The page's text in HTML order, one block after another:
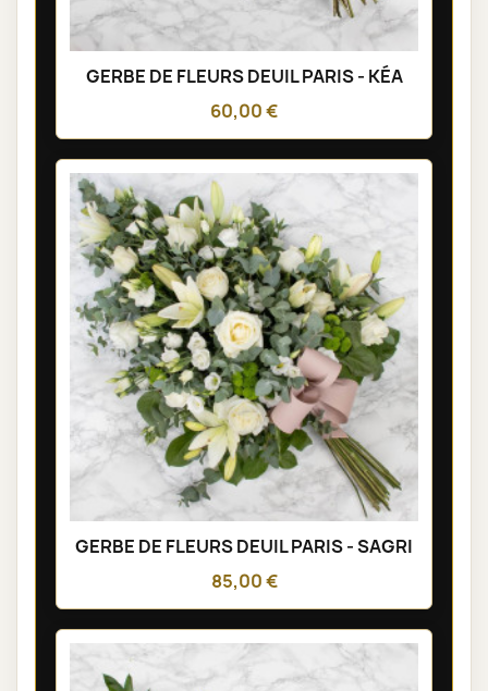
GERBE DE FLEURS DEUIL PARIS - KÉA
60,00 €
GERBE DE FLEURS DEUIL PARIS - SAGRI
85,00 €